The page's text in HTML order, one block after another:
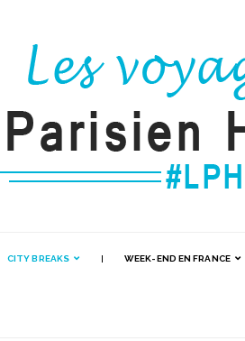
CITY BREAKS WEEK-END EN FRANCE